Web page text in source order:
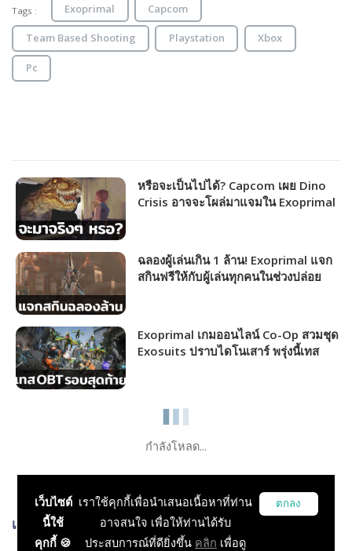
Tags : Exoprimal Capcom
Team Based Shooting Playstation Xbox
Pc
หรือจะเป็นไปได้? Capcom เผย Dino
Crisis อาจจะโผล่มาแจมใน Exoprimal
ฉลองผู้เล่นเกิน 1 ล้าน! Exoprimal แจก
สกินฟรีให้กับผู้เล่นทุกคนในช่วงปล่อย
Exoprimal เกมออนไลน์ Co-Op สวมชุด
Exosuits ปราบไดโนเสาร์ พรุ่งนี้เทส
กำลังโหลด...
เกมส์ที่เกี่ยวข้อง
เว็บไซต์
นี้ใช้
คุกกี้ 🍪
เราใช้คุกกี้เพื่อนำเสนอเนื้อหาที่ท่าน
อาจสนใจ เพื่อให้ท่านได้รับ
ประสบการณ์ที่ดียิ่งขึ้น คลิก เพื่อดู
ตกลง